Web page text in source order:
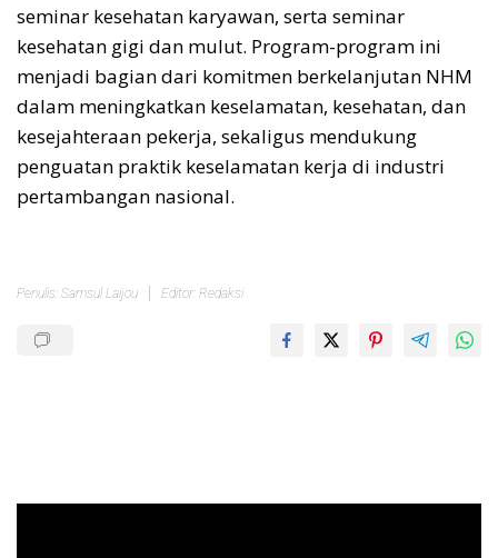
seminar kesehatan karyawan, serta seminar
kesehatan gigi dan mulut. Program-program ini
menjadi bagian dari komitmen berkelanjutan NHM
dalam meningkatkan keselamatan, kesehatan, dan
kesejahteraan pekerja, sekaligus mendukung
penguatan praktik keselamatan kerja di industri
pertambangan nasional.
Penulis: Samsul Laijou Editor: Redaksi